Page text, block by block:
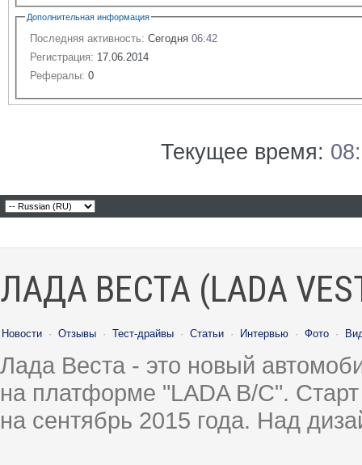
Дополнительная информация
Последняя активность: Сегодня 06:42
Регистрация: 17.06.2014
Рефералы: 0
Текущее время:
ЛАДА ВЕСТА (LADA
Новости · Отзывы · Тест-драйвы · Статьи · Интервью · Фото ·
Лада Веста - это новый
на платформе "LADA B/C".
на сентябрь 2015 года. Над